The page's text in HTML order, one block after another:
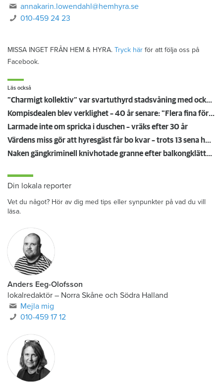
annakarin.lowendahl@hemhyra.se
010-459 24 23
MISSA INGET FRÅN HEM & HYRA. Tryck här för att följa oss på
Facebook.
Läs också
”Charmigt kollektiv” var svartuthyrd stadsvåning med ockerhyra
Kompisdealen blev verklighet – 40 år senare: "Flera fina fördelar med att dela bostad"
Larmade inte om spricka i duschen – vräks efter 30 år
Värdens miss gör att hyresgäst får bo kvar – trots 13 sena hyror
Naken gängkriminell knivhotade granne efter balkongklättring
Din lokala reporter
Vet du något? Hör av dig med tips eller synpunkter på vad du vill
läsa.
Anders Eeg-Olofsson
lokalredaktör – Norra Skåne och Södra Halland
Mejla mig
010-459 17 12